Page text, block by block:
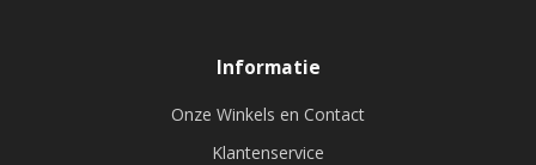
Informatie
Onze Winkels en Contact
Klantenservice